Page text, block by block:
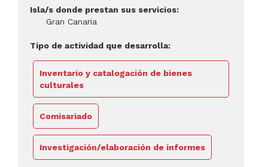
Isla/s donde prestan sus servicios:
Gran Canaria
Tipo de actividad que desarrolla:
Inventario y catalogación de bienes
culturales
Comisariado
Investigación/elaboración de informes